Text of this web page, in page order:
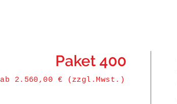
Paket 400
ab 2.560,00 € (zzgl.Mwst.)